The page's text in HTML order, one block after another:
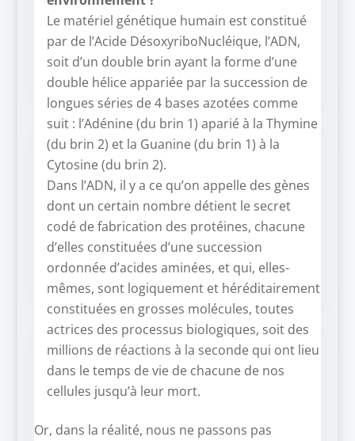
Le matériel génétique humain est constitué
par de l’Acide DésoxyriboNucléique, l’ADN,
soit d’un double brin ayant la forme d’une
double hélice appariée par la succession de
longues séries de 4 bases azotées comme
suit : l’Adénine (du brin 1) aparié à la Thymine
(du brin 2) et la Guanine (du brin 1) à la
Cytosine (du brin 2).
Dans l’ADN, il y a ce qu’on appelle des gènes
dont un certain nombre détient le secret
codé de fabrication des protéines, chacune
d’elles constituées d’une succession
ordonnée d’acides aminées, et qui, elles-
mêmes, sont logiquement et héréditairement
constituées en grosses molécules, toutes
actrices des processus biologiques, soit des
millions de réactions à la seconde qui ont lieu
dans le temps de vie de chacune de nos
cellules jusqu’à leur mort.
Or, dans la réalité, nous ne passons pas